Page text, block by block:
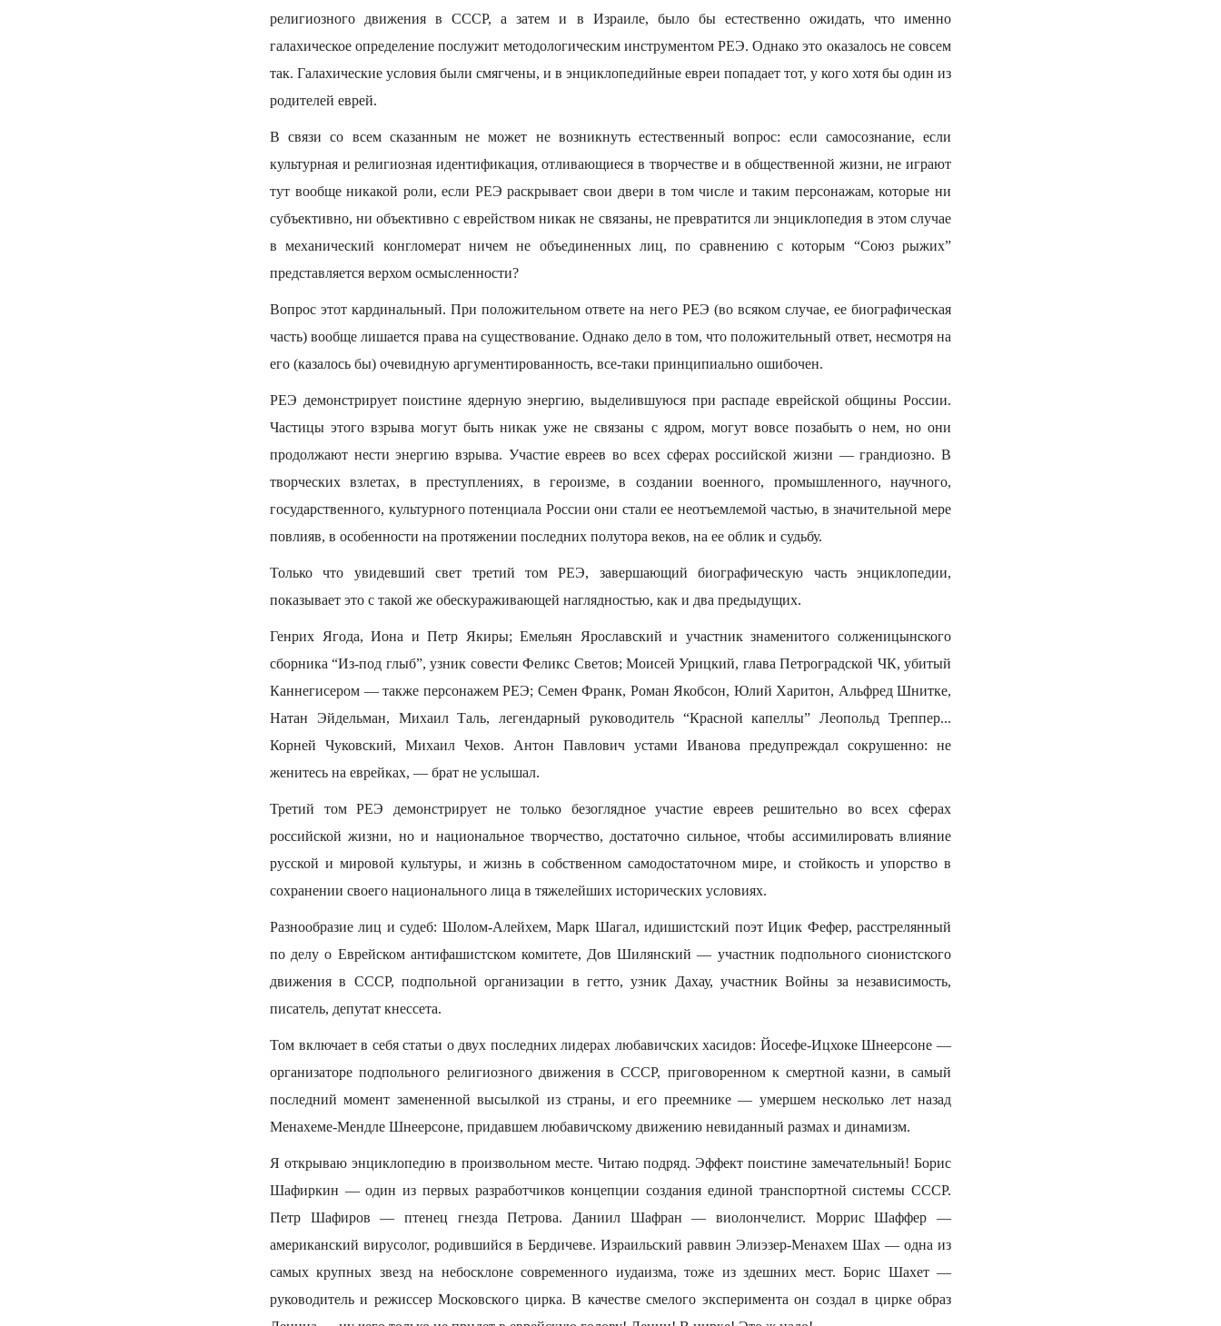
религиозного движения в СССР, а затем и в Израиле, было бы естественно ожидать, что именно
галахическое определение послужит методологическим инструментом РЕЭ. Однако это оказалось не совсем
так. Галахические условия были смягчены, и в энциклопедийные евреи попадает тот, у кого хотя бы один из
родителей еврей.
В связи со всем сказанным не может не возникнуть естественный вопрос: если самосознание, если
культурная и религиозная идентификация, отливающиеся в творчестве и в общественной жизни, не играют
тут вообще никакой роли, если РЕЭ раскрывает свои двери в том числе и таким персонажам, которые ни
субъективно, ни объективно с еврейством никак не связаны, не превратится ли энциклопедия в этом случае
в механический конгломерат ничем не объединенных лиц, по сравнению с которым “Союз рыжих”
представляется верхом осмысленности?
Вопрос этот кардинальный. При положительном ответе на него РЕЭ (во всяком случае, ее биографическая
часть) вообще лишается права на существование. Однако дело в том, что положительный ответ, несмотря на
его (казалось бы) очевидную аргументированность, все-таки принципиально ошибочен.
РЕЭ демонстрирует поистине ядерную энергию, выделившуюся при распаде еврейской общины России.
Частицы этого взрыва могут быть никак уже не связаны с ядром, могут вовсе позабыть о нем, но они
продолжают нести энергию взрыва. Участие евреев во всех сферах российской жизни — грандиозно. В
творческих взлетах, в преступлениях, в героизме, в создании военного, промышленного, научного,
государственного, культурного потенциала России они стали ее неотъемлемой частью, в значительной мере
повлияв, в особенности на протяжении последних полутора веков, на ее облик и судьбу.
Только что увидевший свет третий том РЕЭ, завершающий биографическую часть энциклопедии,
показывает это с такой же обескураживающей наглядностью, как и два предыдущих.
Генрих Ягода, Иона и Петр Якиры; Емельян Ярославский и участник знаменитого солженицынского
сборника “Из-под глыб”, узник совести Феликс Светов; Моисей Урицкий, глава Петроградской ЧК, убитый
Каннегисером — также персонажем РЕЭ; Семен Франк, Роман Якобсон, Юлий Харитон, Альфред Шнитке,
Натан Эйдельман, Михаил Таль, легендарный руководитель “Красной капеллы” Леопольд Треппер...
Корней Чуковский, Михаил Чехов. Антон Павлович устами Иванова предупреждал сокрушенно: не
женитесь на еврейках, — брат не услышал.
Третий том РЕЭ демонстрирует не только безоглядное участие евреев решительно во всех сферах
российской жизни, но и национальное творчество, достаточно сильное, чтобы ассимилировать влияние
русской и мировой культуры, и жизнь в собственном самодостаточном мире, и стойкость и упорство в
сохранении своего национального лица в тяжелейших исторических условиях.
Разнообразие лиц и судеб: Шолом-Алейхем, Марк Шагал, идишистский поэт Ицик Фефер, расстрелянный
по делу о Еврейском антифашистском комитете, Дов Шилянский — участник подпольного сионистского
движения в СССР, подпольной организации в гетто, узник Дахау, участник Войны за независимость,
писатель, депутат кнессета.
Том включает в себя статьи о двух последних лидерах любавичских хасидов: Йосефе-Ицхоке Шнеерсоне —
организаторе подпольного религиозного движения в СССР, приговоренном к смертной казни, в самый
последний момент замененной высылкой из страны, и его преемнике — умершем несколько лет назад
Менахеме-Мендле Шнеерсоне, придавшем любавичскому движению невиданный размах и динамизм.
Я открываю энциклопедию в произвольном месте. Читаю подряд. Эффект поистине замечательный! Борис
Шафиркин — один из первых разработчиков концепции создания единой транспортной системы СССР.
Петр Шафиров — птенец гнезда Петрова. Даниил Шафран — виолончелист. Моррис Шаффер —
американский вирусолог, родившийся в Бердичеве. Израильский раввин Элиэзер-Менахем Шах — одна из
самых крупных звезд на небосклоне современного иудаизма, тоже из здешних мест. Борис Шахет —
руководитель и режиссер Московского цирка. В качестве смелого эксперимента он создал в цирке образ